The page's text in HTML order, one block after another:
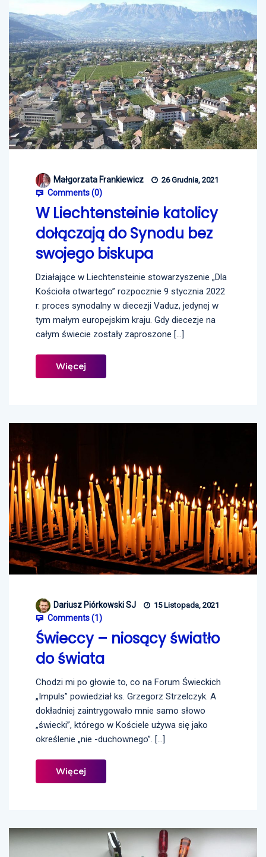
Małgorzata Frankiewicz 26 Grudnia, 2021
Comments (0)
W Liechtensteinie katolicy
dołączają do Synodu bez
swojego biskupa
Działające w Liechtensteinie stowarzyszenie „Dla
Kościoła otwartego” rozpocznie 9 stycznia 2022
r. proces synodalny w diecezji Vaduz, jedynej w
tym małym europejskim kraju. Gdy diecezje na
całym świecie zostały zaproszone […]
Więcej
Dariusz Piórkowski SJ 15 Listopada, 2021
Comments (1 )
Świeccy – niosący światło
do świata
Chodzi mi po głowie to, co na Forum Świeckich
„Impuls” powiedział ks. Grzegorz Strzelczyk. A
dokładniej zaintrygowało mnie samo słowo
„świecki”, którego w Kościele używa się jako
określenie „nie -duchownego”. […]
Więcej